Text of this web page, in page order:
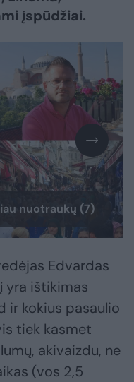
įspūdžiai.
nuotraukų (7)
Edvardas
yra ištikimas
ir kokius pasaulio
tiek kasmet
akivaizdu, ne
(vos 2,5